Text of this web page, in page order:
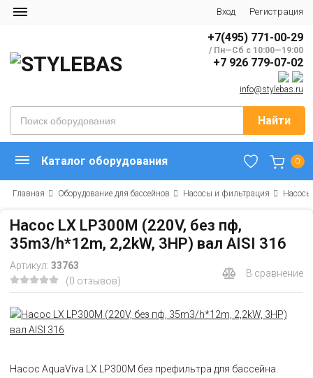
Вход Регистрация
+7(495) 771-00-29
/ Пн—Сб с 10:00—19:00
+7 926 779-07-02
info@stylebas.ru
Найти
0
Каталог оборудования
Главная Оборудование для бассейнов Насосы и фильтрация Насосы
Насос LX LP300M (220V, без пф,
35m3/h*12m, 2,2kW, 3HP) вал AISI 316
Артикул: 33763
(0 отзывов)
В сравнение
Насос AquaViva LX LP300M без префильтра для бассейна.